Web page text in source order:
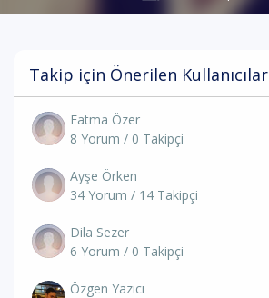
Takip için Önerilen Kullanıcılar
Fatma Özer
8 Yorum / 0 Takipçi
Ayşe Örken
34 Yorum / 14 Takipçi
Dila Sezer
6 Yorum / 0 Takipçi
Özgen Yazıcı